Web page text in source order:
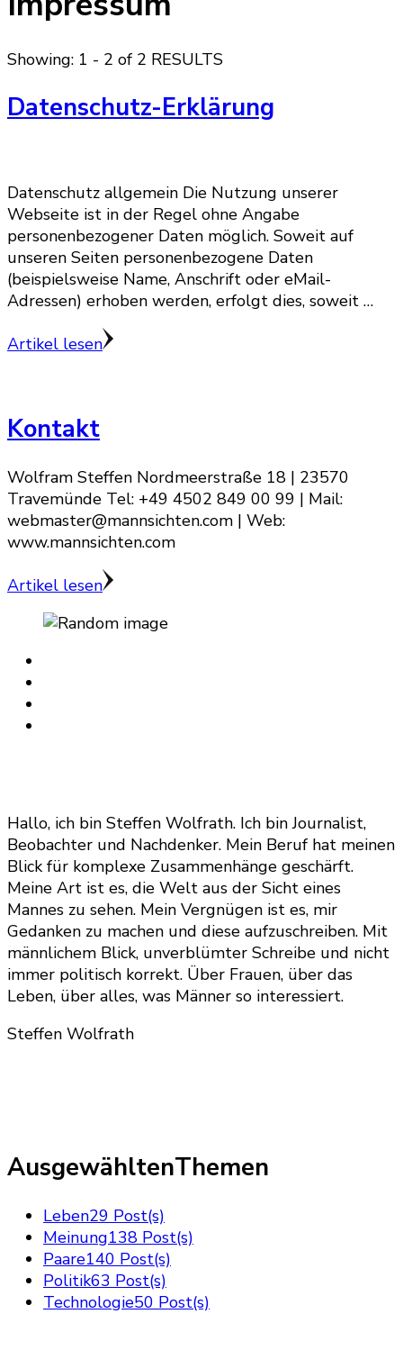
Showing: 1 - 2 of 2 RESULTS
Datenschutz-Erklärung
Datenschutz allgemein Die Nutzung unserer
Webseite ist in der Regel ohne Angabe
personenbezogener Daten möglich. Soweit auf
unseren Seiten personenbezogene Daten
(beispielsweise Name, Anschrift oder eMail-
Adressen) erhoben werden, erfolgt dies, soweit …
Artikel lesen
Kontakt
Wolfram Steffen Nordmeerstraße 18 | 23570
Travemünde Tel: +49 4502 849 00 99 | Mail:
webmaster@mannsichten.com | Web:
www.mannsichten.com
Artikel lesen
Hallo, ich bin Steffen Wolfrath. Ich bin Journalist,
Beobachter und Nachdenker. Mein Beruf hat meinen
Blick für komplexe Zusammenhänge geschärft.
Meine Art ist es, die Welt aus der Sicht eines
Mannes zu sehen. Mein Vergnügen ist es, mir
Gedanken zu machen und diese aufzuschreiben. Mit
männlichem Blick, unverblümter Schreibe und nicht
immer politisch korrekt. Über Frauen, über das
Leben, über alles, was Männer so interessiert.
Steffen Wolfrath
AusgewähltenThemen
Leben29 Post(s)
Meinung138 Post(s)
Paare140 Post(s)
Politik63 Post(s)
Technologie50 Post(s)